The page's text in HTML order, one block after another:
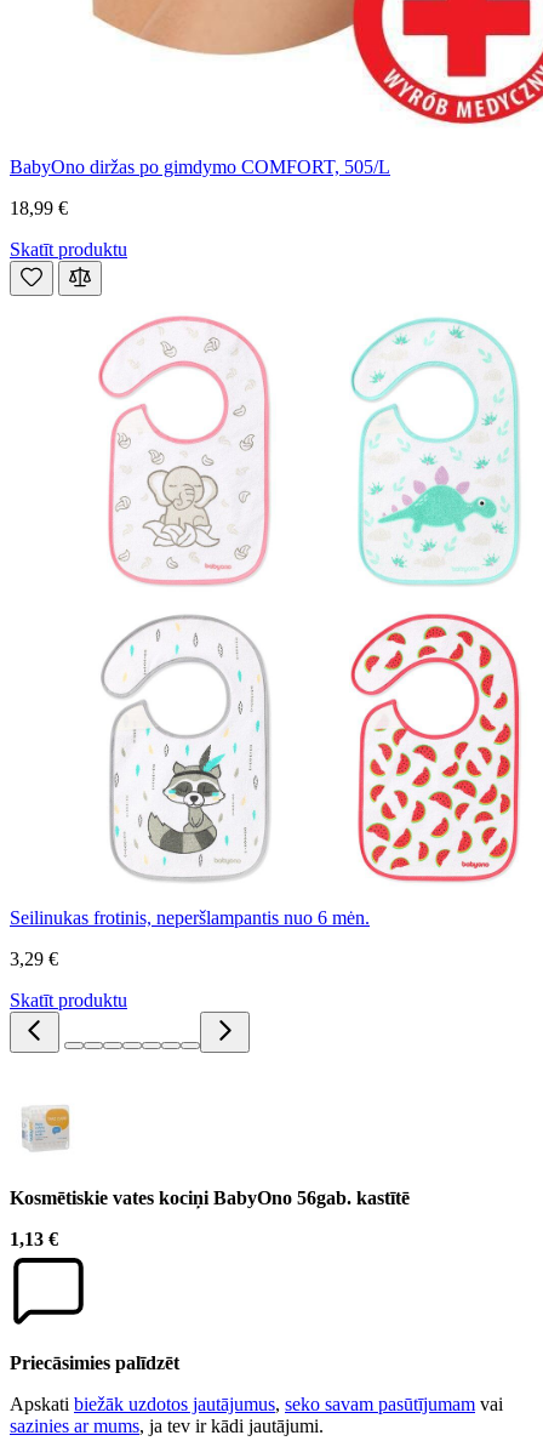
BabyOno diržas po gimdymo COMFORT, 505/L
18,99 €
Skatīt produktu
Seilinukas frotinis, neperšlampantis nuo 6 mėn.
3,29 €
Skatīt produktu
Kosmētiskie vates kociņi BabyOno 56gab. kastītē
1,13 €
Priecāsimies palīdzēt
Apskati biežāk uzdotos jautājumus, seko savam pasūtījumam vai
sazinies ar mums, ja tev ir kādi jautājumi.